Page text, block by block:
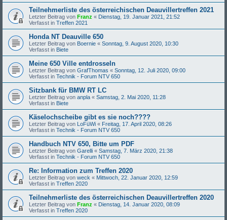
Teilnehmerliste des österreichischen Deauvillertreffen 2021
Letzter Beitrag von Franz « Dienstag, 19. Januar 2021, 21:52
Verfasst in Treffen 2021
Honda NT Deauville 650
Letzter Beitrag von Boernie « Sonntag, 9. August 2020, 10:30
Verfasst in Biete
Meine 650 Ville entdrosseln
Letzter Beitrag von GrafThomas « Sonntag, 12. Juli 2020, 09:00
Verfasst in Technik - Forum NTV 650
Sitzbank für BMW RT LC
Letzter Beitrag von anpla « Samstag, 2. Mai 2020, 11:28
Verfasst in Biete
Käselochscheibe gibt es sie noch????
Letzter Beitrag von LoFüWi « Freitag, 17. April 2020, 08:26
Verfasst in Technik - Forum NTV 650
Handbuch NTV 650, Bitte um PDF
Letzter Beitrag von Garelli « Samstag, 7. März 2020, 21:38
Verfasst in Technik - Forum NTV 650
Re: Information zum Treffen 2020
Letzter Beitrag von weck « Mittwoch, 22. Januar 2020, 12:59
Verfasst in Treffen 2020
Teilnehmerliste des österreichischen Deauvillertreffen 2020
Letzter Beitrag von Franz « Dienstag, 14. Januar 2020, 08:09
Verfasst in Treffen 2020